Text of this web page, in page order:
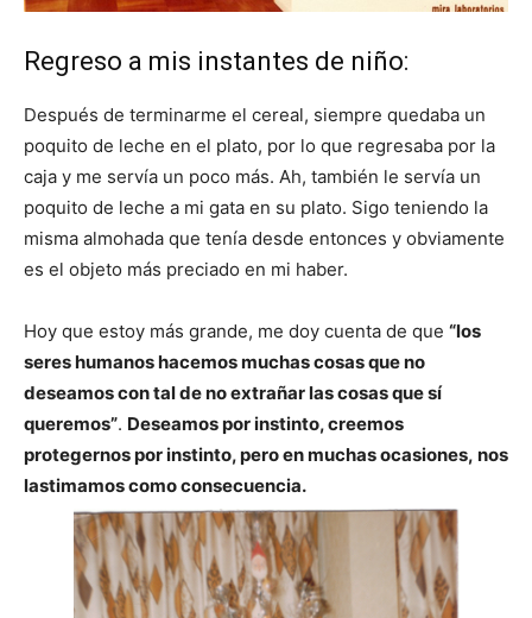
Regreso a mis instantes de niño:
Después de terminarme el cereal, siempre quedaba un
poquito de leche en el plato, por lo que regresaba por la
caja y me servía un poco más. Ah, también le servía un
poquito de leche a mi gata en su plato. Sigo teniendo la
misma almohada que tenía desde entonces y obviamente
es el objeto más preciado en mi haber.
Hoy que estoy más grande, me doy cuenta de que “los
seres humanos hacemos muchas cosas que no
deseamos con tal de no extrañar las cosas que sí
queremos”. Deseamos por instinto, creemos
protegernos por instinto, pero en muchas ocasiones, nos
lastimamos como consecuencia.